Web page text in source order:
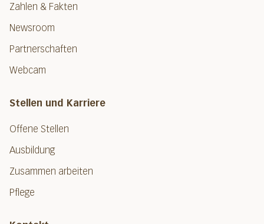
Zahlen & Fakten
Newsroom
Partnerschaften
Webcam
Stellen und Karriere
Offene Stellen
Ausbildung
Zusammen arbeiten
Pflege